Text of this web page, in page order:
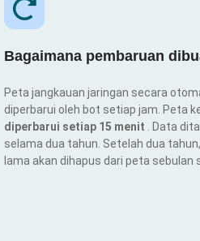
Bagaimana pembaruan
Peta jangkauan jaringan secara
diperbarui oleh bot setiap jam. Peta
diperbarui setiap 15 menit
. Data
selama dua tahun. Setelah dua
lama akan dihapus dari peta sebulan